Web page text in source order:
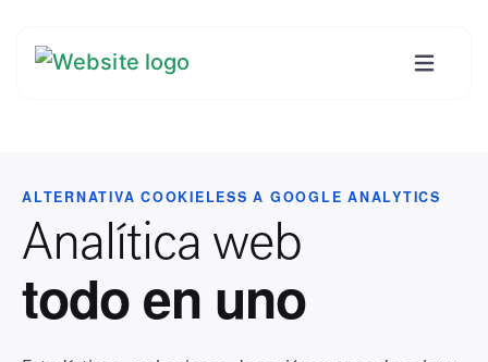
ALTERNATIVA COOKIELESS A GOOGLE ANALYTICS
Analítica web
todo en uno